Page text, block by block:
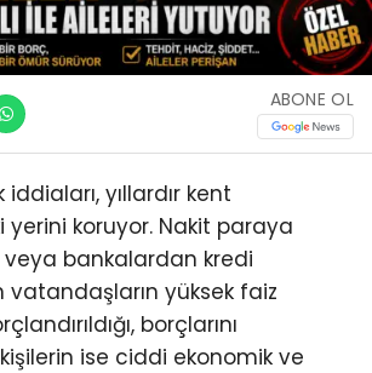
ABONE OL
yıllardır kent
koruyor. Nakit paraya
bankalardan kredi
yüksek faiz
borçlarını
ise ciddi ekonomik ve